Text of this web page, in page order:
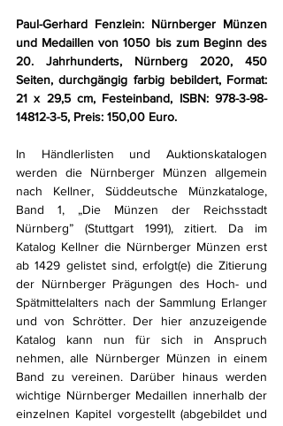
Paul-Gerhard Fenzlein: Nürnberger Münzen
und Medaillen von 1050 bis zum Beginn des
20. Jahrhunderts, Nürnberg 2020, 450
Seiten, durchgängig farbig bebildert, Format:
21 x 29,5 cm, Festeinband, ISBN: 978-3-98-
14812-3-5, Preis: 150,00 Euro.
In Händlerlisten und Auktionskatalogen
werden die Nürnberger Münzen allgemein
nach Kellner, Süddeutsche Münzkataloge,
Band 1, „Die Münzen der Reichsstadt
Nürnberg” (Stuttgart 1991), zitiert. Da im
Katalog Kellner die Nürnberger Münzen erst
ab 1429 gelistet sind, erfolgt(e) die Zitierung
der Nürnberger Prägungen des Hoch- und
Spätmittelalters nach der Sammlung Erlanger
und von Schrötter. Der hier anzuzeigende
Katalog kann nun für sich in Anspruch
nehmen, alle Nürnberger Münzen in einem
Band zu vereinen. Darüber hinaus werden
wichtige Nürnberger Medaillen innerhalb der
einzelnen Kapitel vorgestellt (abgebildet und